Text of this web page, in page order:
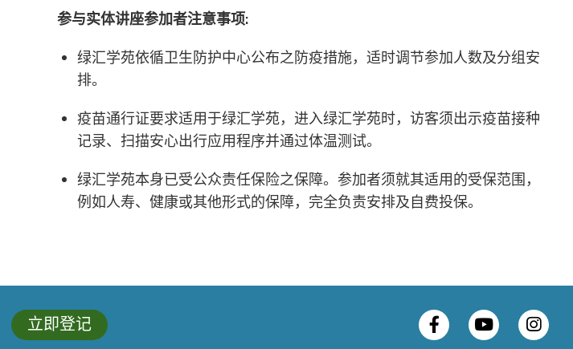
参与实体讲座参加者注意事项:
绿汇学苑依循卫生防护中心公布之防疫措施，适时调节参加人数及分组安
排。
疫苗通行证要求适用于绿汇学苑，进入绿汇学苑时，访客须出示疫苗接种
记录、扫描安心出行应用程序并通过体温测试。
绿汇学苑本身已受公众责任保险之保障。参加者须就其适用的受保范围，
例如人寿、健康或其他形式的保障，完全负责安排及自费投保。
立即登记